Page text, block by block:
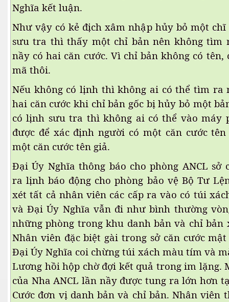
Nghĩa kết luận.
Như vậy có kẻ địch xâm nhập hủy bỏ một
sưu tra thì thấy một chỉ bản nên không tìm
nầy có hai căn cước. Vì chỉ bản không có tên,
mã thôi.
Nếu không có lịnh thì không ai có thể tìm ra
hai căn cước khi chỉ bản gốc bị hủy bỏ một
có lịnh sưu tra thì không ai có thể vào máy
được để xác định người có một căn cước
một căn cước tên giả.
Đại Úy Nghĩa thông báo cho phòng ANCL sở
ra lịnh báo động cho phòng bảo vệ Bộ Tư
xét tất cả nhân viên các cấp ra vào có túi
và Đại Úy Nghĩa vẫn đi như bình thường
những phòng trong khu danh bản và chỉ bản
Nhân viên đặc biệt gài trong sở căn cước mật
Đại Úy Nghĩa coi chừng túi xách màu tím và
Lương hồi hộp chờ đợi kết quả trong im lặng.
của Nha ANCL lần nầy được tung ra lớn hơn
Cước đơn vị danh bản và chỉ bản. Nhân viên
thạch
theo